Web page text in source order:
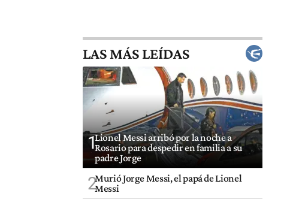
LAS MÁS LEÍDAS
1Lionel Messi arribó por la noche a
Rosario para despedir en familia a su
padre Jorge
2Murió Jorge Messi, el papá de Lionel
Messi